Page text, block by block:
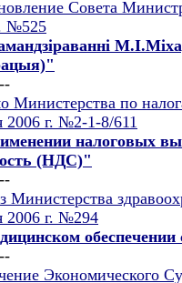
Совета
№525
Министерства по
2006 г. №2-1-8/611
налоговых
(НДС)"
Министерства
2006 г. №294
обеспечении
Экономического